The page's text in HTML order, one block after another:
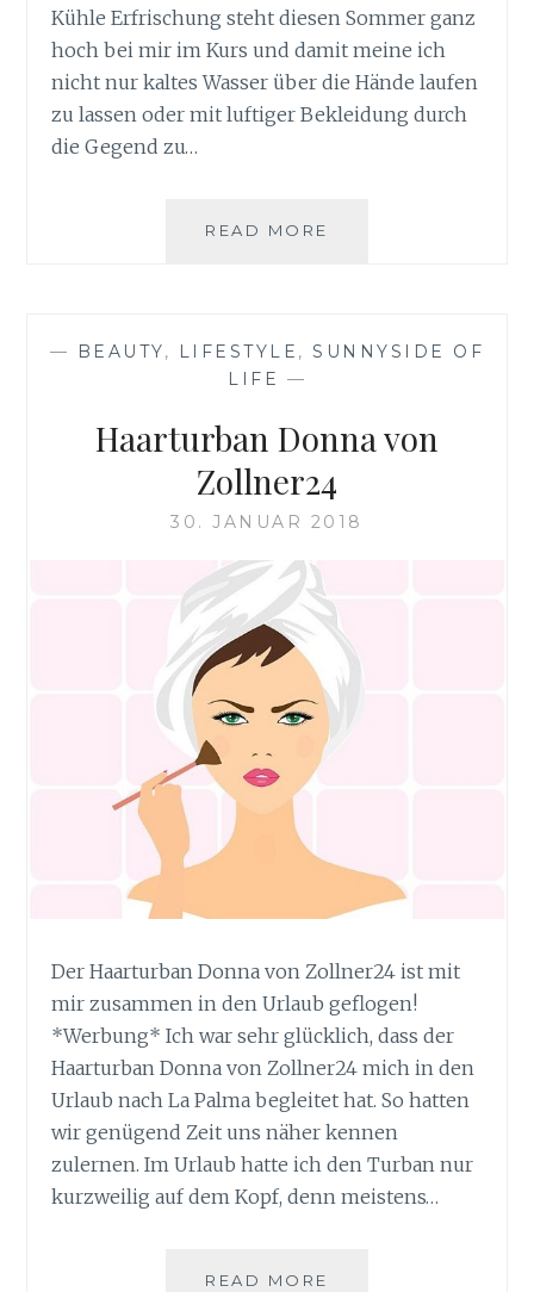
Kühle Erfrischung steht diesen Sommer ganz
hoch bei mir im Kurs und damit meine ich
nicht nur kaltes Wasser über die Hände laufen
zu lassen oder mit luftiger Bekleidung durch
die Gegend zu…
READ MORE
AUS
ZOLLNER24
— BEAUTY, LIFESTYLE ,SUNNYSIDE OF
LIFE —
Haarturban Donna von
Zollner24
30. JANUAR 2018
Der Haarturban Donna von Zollner24 ist mit
mir zusammen in den Urlaub geflogen!
*Werbung* Ich war sehr glücklich, dass der
Haarturban Donna von Zollner24 mich in den
Urlaub nach La Palma begleitet hat. So hatten
wir genügend Zeit uns näher kennen
zulernen. Im Urlaub hatte ich den Turban nur
kurzweilig auf dem Kopf, denn meistens…
READ MORE